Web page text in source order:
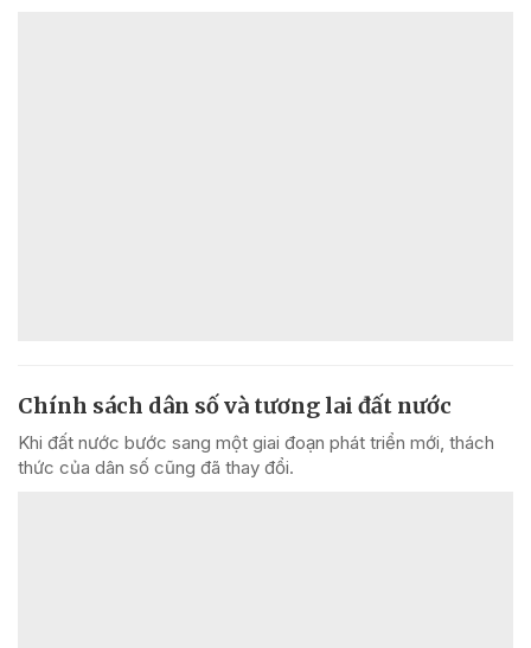
Chính sách dân số và tương lai đất nước
Khi đất nước bước sang một giai đoạn phát triển mới, thách
thức của dân số cũng đã thay đổi.